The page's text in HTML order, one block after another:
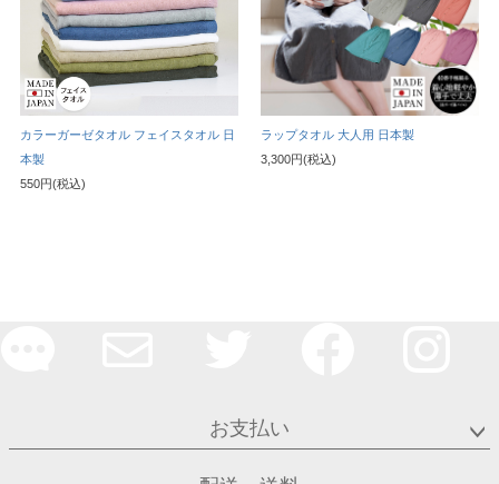
カラーガーゼタオル フェイスタオル 日
本製
550円(税込)
ラップタオル 大人用 日本製
3,300円(税込)
お支払い